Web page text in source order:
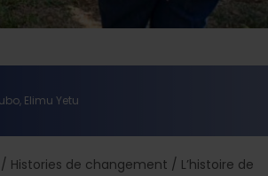
Elimu Yetu
/ Histories de changement / L’histoire de